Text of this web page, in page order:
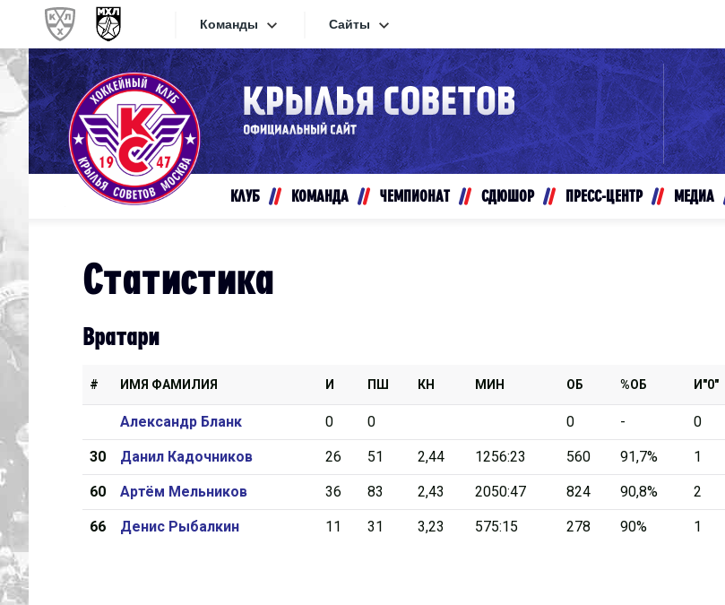
Команды
Конференция «Запад»
Дивизион Золотой
Академия Михайлова
Локо
Дивизион Серебряный
АКМ-Юниор
Амурские Тигры
Конференция «Восток»
Дивизион Золотой
Авто
Чайка
Дивизион Серебряный
Красноярские Рыси
Ладья
Сайты
Сайты
Видеотрансляции
Хайлайты
КЛУБ КОМАНДА ЧЕМПИОНАТ СДЮШОР ПРЕСС-ЦЕНТР МЕДИА
Статистика
Вратари
# ИМЯ ФАМИЛИЯ И ПШ КН МИН ОБ %ОБ И"0"
Александр Бланк 0 0 0 - 0
30 Данил Кадочников 26 51 2,44 1256:23 560 91,7% 1
60 Артём Мельников 36 83 2,43 2050:47 824 90,8% 2
66 Денис Рыбалкин 11 31 3,23 575:15 278 90% 1